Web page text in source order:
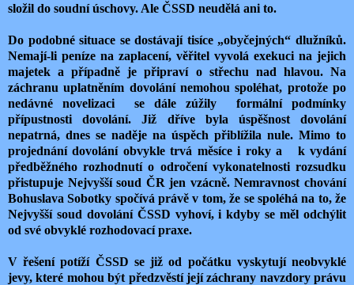
složil do soudní úschovy. Ale ČSSD neudělá ani to.
Do podobné situace se dostávají tisíce „obyčejných“ dlužníků.
Nemají-li peníze na zaplacení, věřitel vyvolá exekuci na jejich
majetek a případně je připraví o střechu nad hlavou. Na
záchranu uplatněním dovolání nemohou spoléhat, protože po
nedávné novelizaci se dále zúžily formální podmínky
přípustnosti dovolání. Již dříve byla úspěšnost dovolání
nepatrná, dnes se naděje na úspěch přiblížila nule. Mimo to
projednání dovolání obvykle trvá měsíce i roky a k vydání
předběžného rozhodnutí o odročení vykonatelnosti rozsudku
přistupuje Nejvyšší soud ČR jen vzácně. Nemravnost chování
Bohuslava Sobotky spočívá právě v tom, že se spoléhá na to, že
Nejvyšší soud dovolání ČSSD vyhoví, i kdyby se měl odchýlit
od své obvyklé rozhodovací praxe.
V řešení potíží ČSSD se již od počátku vyskytují neobvyklé
jevy, které mohou být předzvěstí její záchrany navzdory právu